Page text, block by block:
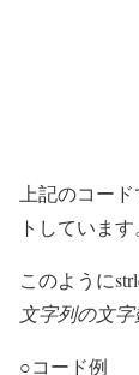
上記のコード
トしています
このように
文字列の文
○コード例